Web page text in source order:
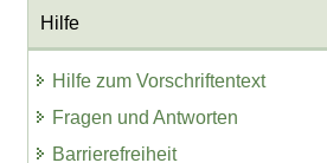
Hilfe
Hilfe zum Vorschriftentext
Fragen und Antworten
Barrierefreiheit